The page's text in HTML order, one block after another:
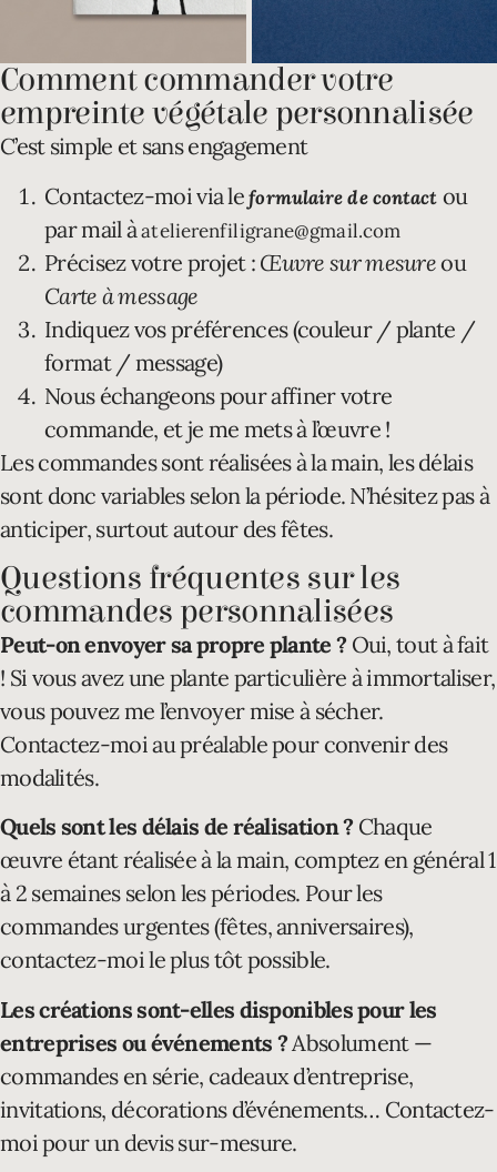
Comment commander votre
empreinte végétale personnalisée
C’est simple et sans engagement
Contactez-moi via leformulaire de contact ou
par mail àatelierenfiligrane@gmail.com
Précisez votre projet : Œuvre sur mesureou
Carte à message
Indiquez vos préférences (couleur / plante /
format / message)
Nous échangeons pour affiner votre
commande, et je me mets à l’œuvre !
Les commandes sont réalisées à la main, les délais
sont donc variables selon la période. N’hésitez pas à
anticiper, surtout autour des fêtes.
Questions fréquentes sur les
commandes personnalisées
Peut-on envoyer sa propre plante ? Oui, tout à fait
! Si vous avez une plante particulière à immortaliser,
vous pouvez me l’envoyer mise à sécher.
Contactez-moi au préalable pour convenir des
modalités.
Quels sont les délais de réalisation ? Chaque
œuvre étant réalisée à la main, comptez en général 1
à 2 semaines selon les périodes. Pour les
commandes urgentes (fêtes, anniversaires),
contactez-moi le plus tôt possible.
Les créations sont-elles disponibles pour les
entreprises ou événements ? Absolument —
commandes en série, cadeaux d’entreprise,
invitations, décorations d’événements… Contactez-
moi pour un devis sur-mesure.